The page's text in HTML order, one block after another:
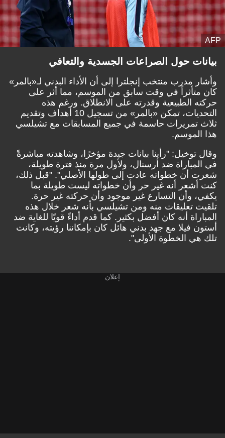
AFP
بيانات حول الصراعات الجسدية والتعافي
وأشار مدرب منتخب إنجلترا إلى أن الأداء البدني لـ«بالمر»
كان متأثراً في وقت سابق من الموسم، مما أثر على
حركته الطبيعية وقدرته على الانطلاق. ورغم هذه
التحديات، تمكن «بالمر» من تسجيل 10 أهداف وتقديم
ثلاث تمريرات حاسمة في جميع المسابقات مع تشيلسي
هذا الموسم.
وقال توخيل: "رأينا بيانات جيدة مؤخرًا، وشاهدته مباشرةً
في المباراة ضد أرسنال، ولأول مرة منذ فترة طويلة،
شعرت أن خطواته عادت إلى طولها الأصلي". "قبل ذلك،
كنت أشعر أنه غير حر وأن خطواته ليست طويلة بما
يكفي، وأن التسارع غير موجود وأن حركته غير حرة.
تلقيت تعليقات منه ومن تشيلسي بأنه شعر خلال هذه
المباراة أنه كان أفضل بكثير. كما قدم أداءً قويًا للغاية ضد
أستون فيلا مع جهد بدني هائل كان بإمكاننا رؤيته، وكانت
تلك هي الخطوة الأولى".